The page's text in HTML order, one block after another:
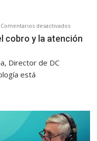
Comentarios desactivadosen
Así
cobro
y
la
cobro y la atención
Director de DC
está